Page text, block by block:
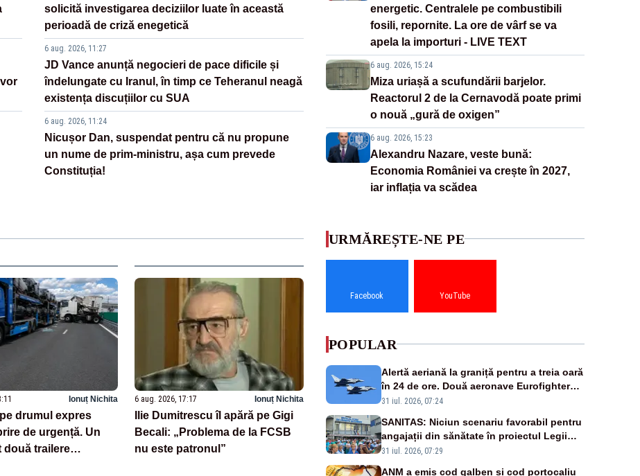
solicită investigarea deciziilor luate în această
perioadă de criză enegetică
6 aug. 2026, 11:27
JD Vance anunță negocieri de pace dificile și
îndelungate cu Iranul, în timp ce Teheranul neagă
existența discuțiilor cu SUA
6 aug. 2026, 11:24
Nicușor Dan, suspendat pentru că nu propune
un nume de prim-ministru, așa cum prevede
Constituția!
energetic. Centralele pe combustibili
fosili, repornite. La ore de vârf se va
apela la importuri - LIVE TEXT
6 aug. 2026, 15:24
Miza uriașă a scufundării barjelor.
Reactorul 2 de la Cernavodă poate primi
o nouă „gură de oxigen”
6 aug. 2026, 15:23
Alexandru Nazare, veste bună:
Economia României va crește în 2027,
iar inflația va scădea
Ionuț Nichita
drumul expres
de urgență. Un
două trailere
6 aug. 2026, 17:17 Ionuț Nichita
Ilie Dumitrescu îl apără pe Gigi
Becali: „Problema de la FCSB
nu este patronul”
URMĂREȘTE-NE PE
Facebook YouTube
POPULAR
Alertă aeriană la graniță pentru a treia oară
în 24 de ore. Două aeronave Eurofighter
britanice au fost ridicate de la sol
31 iul. 2026, 07:24
SANITAS: Niciun scenariu favorabil pentru
angajații din sănătate în proiectul Legii
salarizării
31 iul. 2026, 07:29
ANM a emis cod galben și cod portocaliu